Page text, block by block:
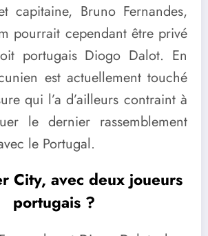
capitaine, Bruno Fernandes,
pourrait cependant être privé
portugais Diogo Dalot. En
est actuellement touché
qui l’a d’ailleurs contraint à
le dernier rassemblement
le Portugal.
City, avec deux joueurs
portugais ?